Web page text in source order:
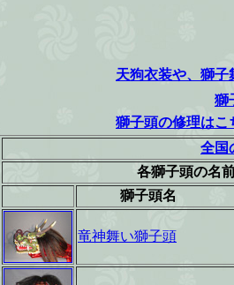
天狗衣装や、獅
獅
獅子頭の修理はこ
全国
各獅子頭の名
獅子頭名
竜神舞い獅子頭